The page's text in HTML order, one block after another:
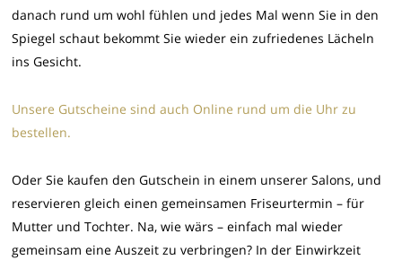
danach rund um wohl fühlen und jedes Mal wenn Sie in den
Spiegel schaut bekommt Sie wieder ein zufriedenes Lächeln
ins Gesicht.
Unsere Gutscheine sind auch Online rund um die Uhr zu
bestellen.
Oder Sie kaufen den Gutschein in einem unserer Salons, und
reservieren gleich einen gemeinsamen Friseurtermin – für
Mutter und Tochter. Na, wie wärs – einfach mal wieder
gemeinsam eine Auszeit zu verbringen? In der Einwirkzeit